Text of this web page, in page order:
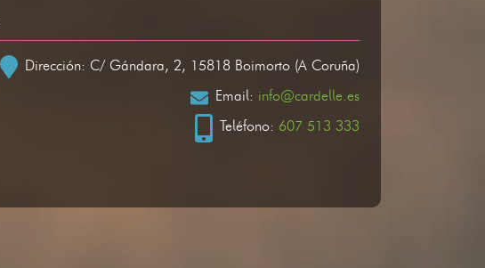
Dirección: C/ Gándara, 2, 15818 Boimorto (A Coruña)
Email: info@cardelle.es
Teléfono: 607 513 333